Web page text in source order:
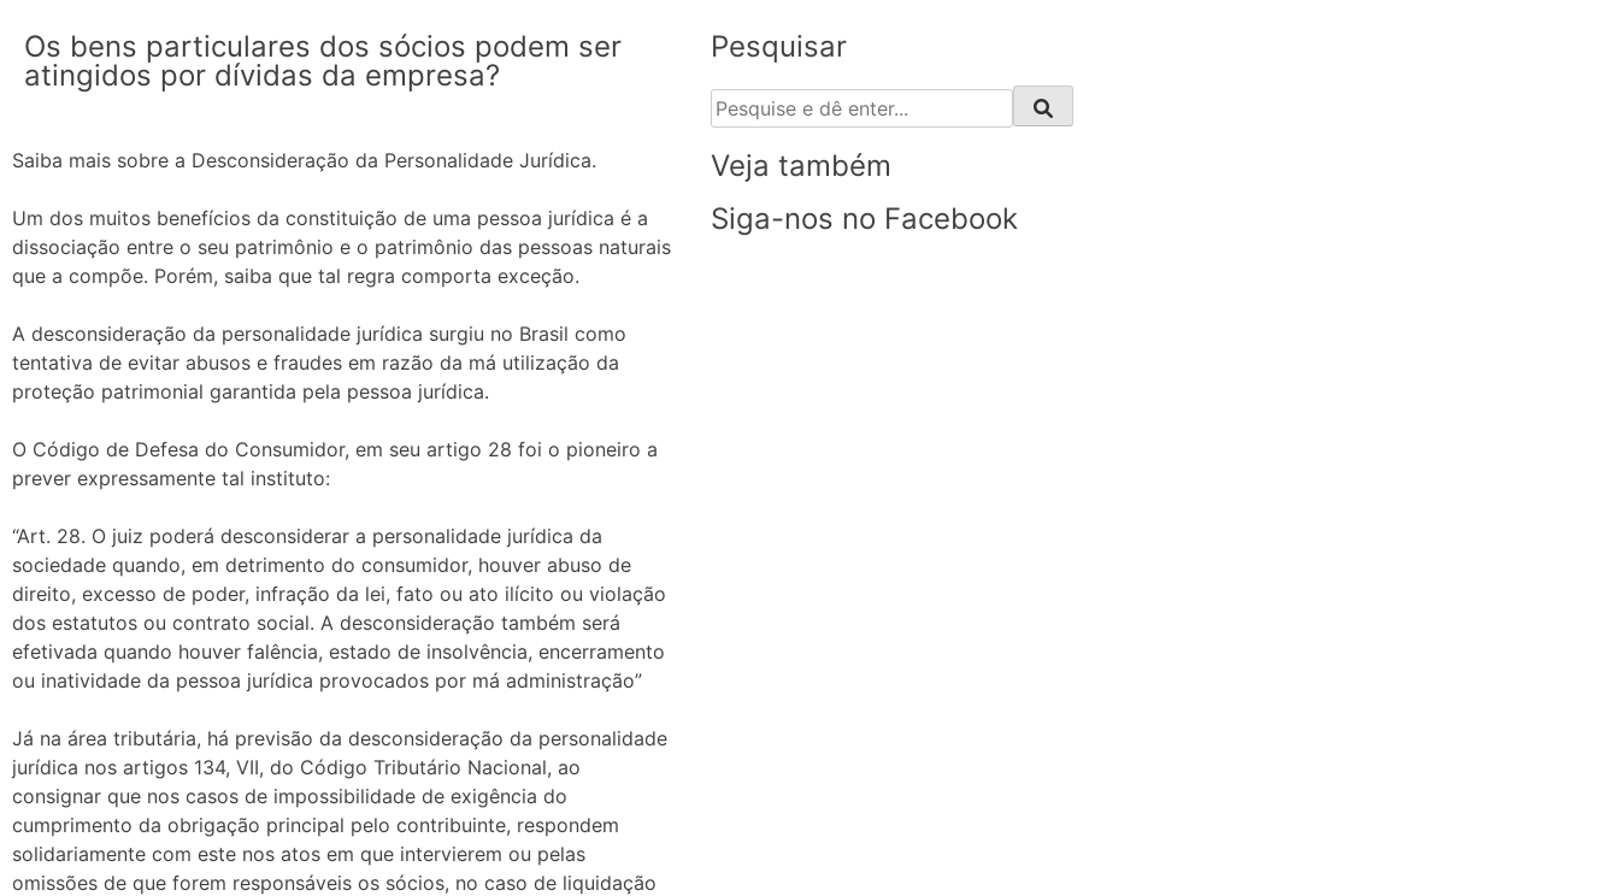
Os bens particulares dos sócios podem ser
atingidos por dívidas da empresa?
Saiba mais sobre a Desconsideração da Personalidade Jurídica.
Um dos muitos benefícios da constituição de uma pessoa jurídica é a
dissociação entre o seu patrimônio e o patrimônio das pessoas naturais
que a compõe. Porém, saiba que tal regra comporta exceção.
A desconsideração da personalidade jurídica surgiu no Brasil como
tentativa de evitar abusos e fraudes em razão da má utilização da
proteção patrimonial garantida pela pessoa jurídica.
O Código de Defesa do Consumidor, em seu artigo 28 foi o pioneiro a
prever expressamente tal instituto:
“Art. 28. O juiz poderá desconsiderar a personalidade jurídica da
sociedade quando, em detrimento do consumidor, houver abuso de
direito, excesso de poder, infração da lei, fato ou ato ilícito ou violação
dos estatutos ou contrato social. A desconsideração também será
efetivada quando houver falência, estado de insolvência, encerramento
ou inatividade da pessoa jurídica provocados por má administração”
Já na área tributária, há previsão da desconsideração da personalidade
jurídica nos artigos 134, VII, do Código Tributário Nacional, ao
consignar que nos casos de impossibilidade de exigência do
cumprimento da obrigação principal pelo contribuinte, respondem
solidariamente com este nos atos em que intervierem ou pelas
omissões de que forem responsáveis os sócios, no caso de liquidação
Pesquisar
Veja também
Siga-nos no Facebook